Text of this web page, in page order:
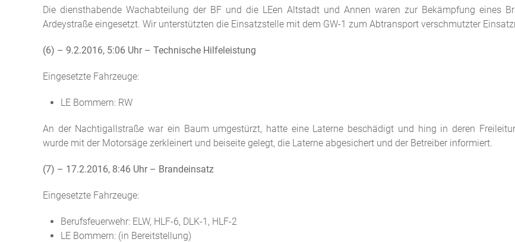
Die diensthabende Wachabteilung der BF und die LEen Altstadt und Annen waren zur Bekämpfung eines
Ardeystraße eingesetzt. Wir unterstützten die Einsatzstelle mit dem GW-1 zum Abtransport verschmutzter
(6) – 9.2.2016, 5:06 Uhr – Technische Hilfeleistung
Eingesetzte Fahrzeuge:
LE Bommern: RW
An der Nachtigallstraße war ein Baum umgestürzt, hatte eine Laterne beschädigt und hing in deren
wurde mit der Motorsäge zerkleinert und beiseite gelegt, die Laterne abgesichert und der Betreiber informiert.
(7) – 17.2.2016, 8:46 Uhr – Brandeinsatz
Eingesetzte Fahrzeuge:
Berufsfeuerwehr: ELW, HLF-6, DLK-1, HLF-2
LE Bommern: (in Bereitstellung)